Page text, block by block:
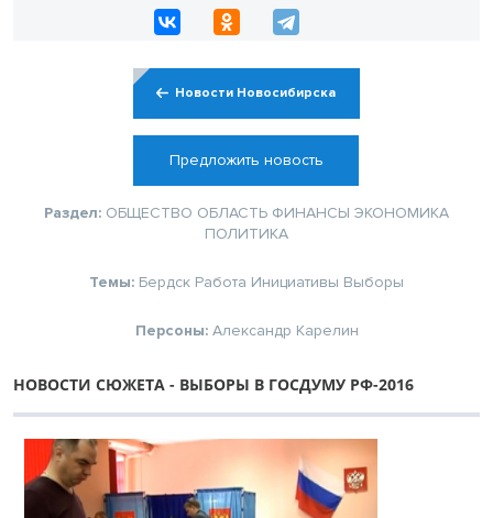
Новости Новосибирска
Предложить новость
Раздел: ОБЩЕСТВО ОБЛАСТЬ ФИНАНСЫ ЭКОНОМИКА
ПОЛИТИКА
Темы: Бердск Работа Инициативы Выборы
Персоны: Александр Карелин
НОВОСТИ СЮЖЕТА - ВЫБОРЫ В ГОСДУМУ РФ-2016